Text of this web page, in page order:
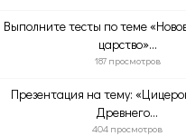
Выполните тесты по теме
царство»...
187 просмотров
Презентация на тему:
Древнего...
404 просмотров